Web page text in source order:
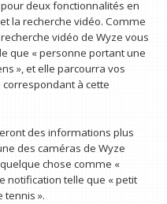
deux fonctionnalités en
la recherche vidéo. Comme
vidéo de Wyze vous
que « personne portant une
», et elle parcourra vos
à cette
des informations plus
des caméras de Wyze
chose comme «
notification telle que « petit
tennis ».